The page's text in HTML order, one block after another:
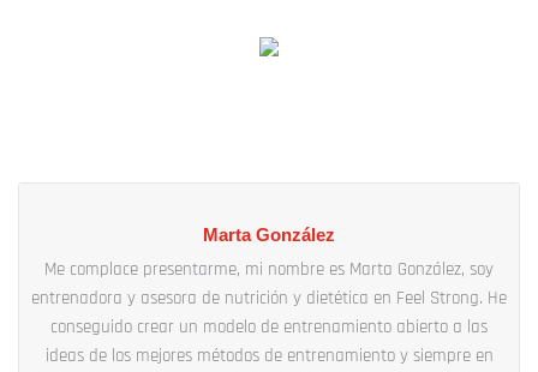
Marta González
Me complace presentarme, mi nombre es Marta González, soy
entrenadora y asesora de nutrición y dietética en Feel Strong. He
conseguido crear un modelo de entrenamiento abierto a las
ideas de los mejores métodos de entrenamiento y siempre en